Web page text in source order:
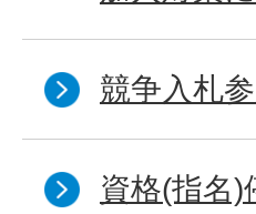
競争入札
資格(指名)